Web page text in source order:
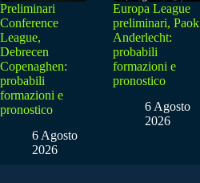
Preliminari
Conference
League,
Debrecen
Copenaghen:
probabili
formazioni e
pronostico
6 Agosto
2026
Europa League
preliminari, Paok
Anderlecht:
probabili
formazioni e
pronostico
6 Agosto
2026